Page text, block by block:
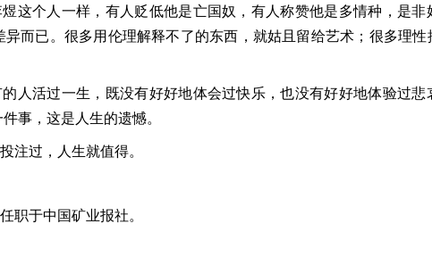
这个人一样，有人贬低他是亡国奴，有人称赞他是多情种，是非
而已。很多用伦理解释不了的东西，就姑且留给艺术；很多理性
人活过一生，既没有好好地体会过快乐，也没有好好地体验过悲
事，这是人生的遗憾。
注过，人生就值得。
职于中国矿业报社。